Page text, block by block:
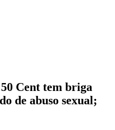
Cent tem briga
de abuso sexual;